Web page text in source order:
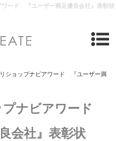
ワード 『ユーザー満足優良会社』表彰状
ショップナビアワード 『ユーザー満
プナビアワード
会社』表彰状